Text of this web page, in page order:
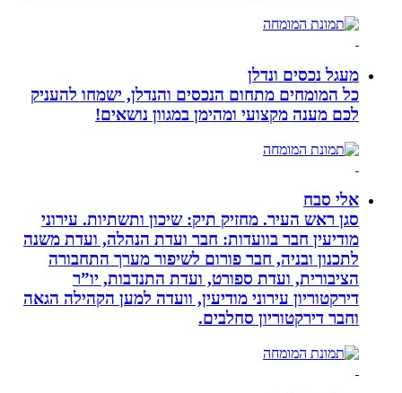
מעגל נכסים ונדלן
כל המומחים מתחום הנכסים והנדלן, ישמחו להעניק
לכם מענה מקצועי ומהימן במגוון נושאים!
אלי סבח
סגן ראש העיר. מחזיק תיק: שיכון ותשתיות. עירוני
מודיעין חבר בוועדות: חבר ועדת הנהלה, ועדת משנה
לתכנון ובניה, חבר פורום לשיפור מערך התחבורה
הציבורית, ועדת ספורט, ועדת התנדבות, יו”ר
דירקטוריון עירוני מודיעין, וועדה למען הקהילה הגאה
וחבר דירקטוריון סחלבים.